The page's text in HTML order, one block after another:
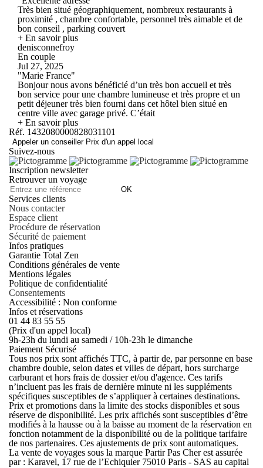
Très bien situé géographiquement, nombreux restaurants à
proximité , chambre confortable, personnel très aimable et de
bon conseil , parking couvert
+ En savoir plus
denisconnefroy
En couple
Jul 27, 2025
"Marie France"
Bonjour nous avons bénéficié d’un très bon accueil et très
bon service pour une chambre lumineuse et très propre et un
petit déjeuner très bien fourni dans cet hôtel bien situé en
centre ville avec garage privé. C’était
+ En savoir plus
Réf. 1432080000828031101
Appeler un conseiller Prix d'un appel local
Suivez-nous
Inscription newsletter
Retrouver un voyage
OK
Services clients
Nous contacter
Espace client
Procédure de réservation
Sécurité de paiement
Infos pratiques
Garantie Total Zen
Conditions générales de vente
Mentions légales
Politique de confidentialité
Consentements
Accessibilité : Non conforme
Infos et réservations
01 44 83 55 55
(Prix d'un appel local)
9h-23h du lundi au samedi / 10h-23h le dimanche
Paiement Sécurisé
Tous nos prix sont affichés TTC, à partir de, par personne en base
chambre double, selon dates et villes de départ, hors surcharge
carburant et hors frais de dossier et/ou d'agence. Ces tarifs
n’incluent pas les frais de dernière minute ni les suppléments
spécifiques susceptibles de s’appliquer à certaines destinations.
Prix et promotions dans la limite des stocks disponibles et sous
réserve de disponibilité. Les prix affichés sont susceptibles d’être
modifiés à la hausse ou à la baisse au moment de la réservation en
fonction notamment de la disponibilité ou de la politique tarifaire
de nos partenaires. Ces ajustements de prix sont automatiques.
La vente de voyages sous la marque Partir Pas Cher est assurée
par : Karavel, 17 rue de l’Echiquier 75010 Paris - SAS au capital